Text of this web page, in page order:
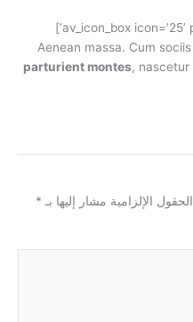
Aenean massa. Cum
parturient montes, nascetur
الحقول الإلزامية مشار إليها بـ *